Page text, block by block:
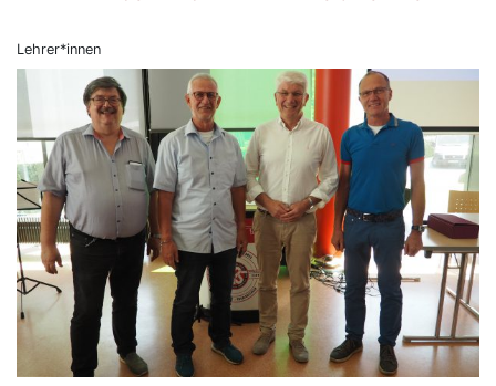
Lehrer*innen